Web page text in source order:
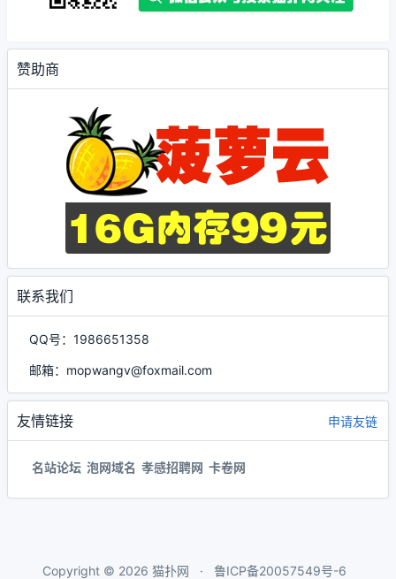
赞助商
联系我们
QQ号：1986651358
邮箱：mopwangv@foxmail.com
友情链接 申请友链
名站论坛 泡网域名 孝感招聘网 卡卷网
Copyright © 2026 猫扑网 鲁ICP备20057549号-6